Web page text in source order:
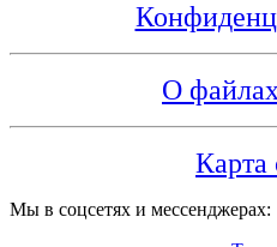
О
Карта
Мы в соцсетях и мессенджерах: